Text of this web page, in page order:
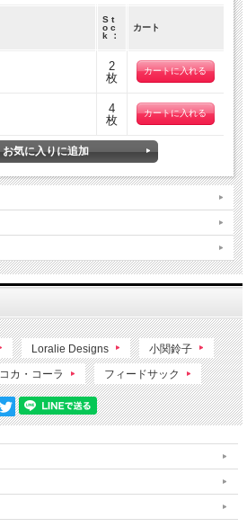
S t
o c
k ：
カート
2
枚
4
枚
Loralie Designs 小関鈴子
コカ・コーラ フィードサック